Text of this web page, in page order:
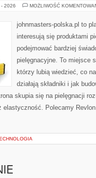
2026 MOŻLIWOŚĆ
johnmasters-polska.pl to
interesują się produktami
podejmować bardziej
pielęgnacyjne. To miejsce
którzy lubią wiedzieć, co
działają składniki i jak
skupia się na pielęgnacji
elastyczność. Polecamy